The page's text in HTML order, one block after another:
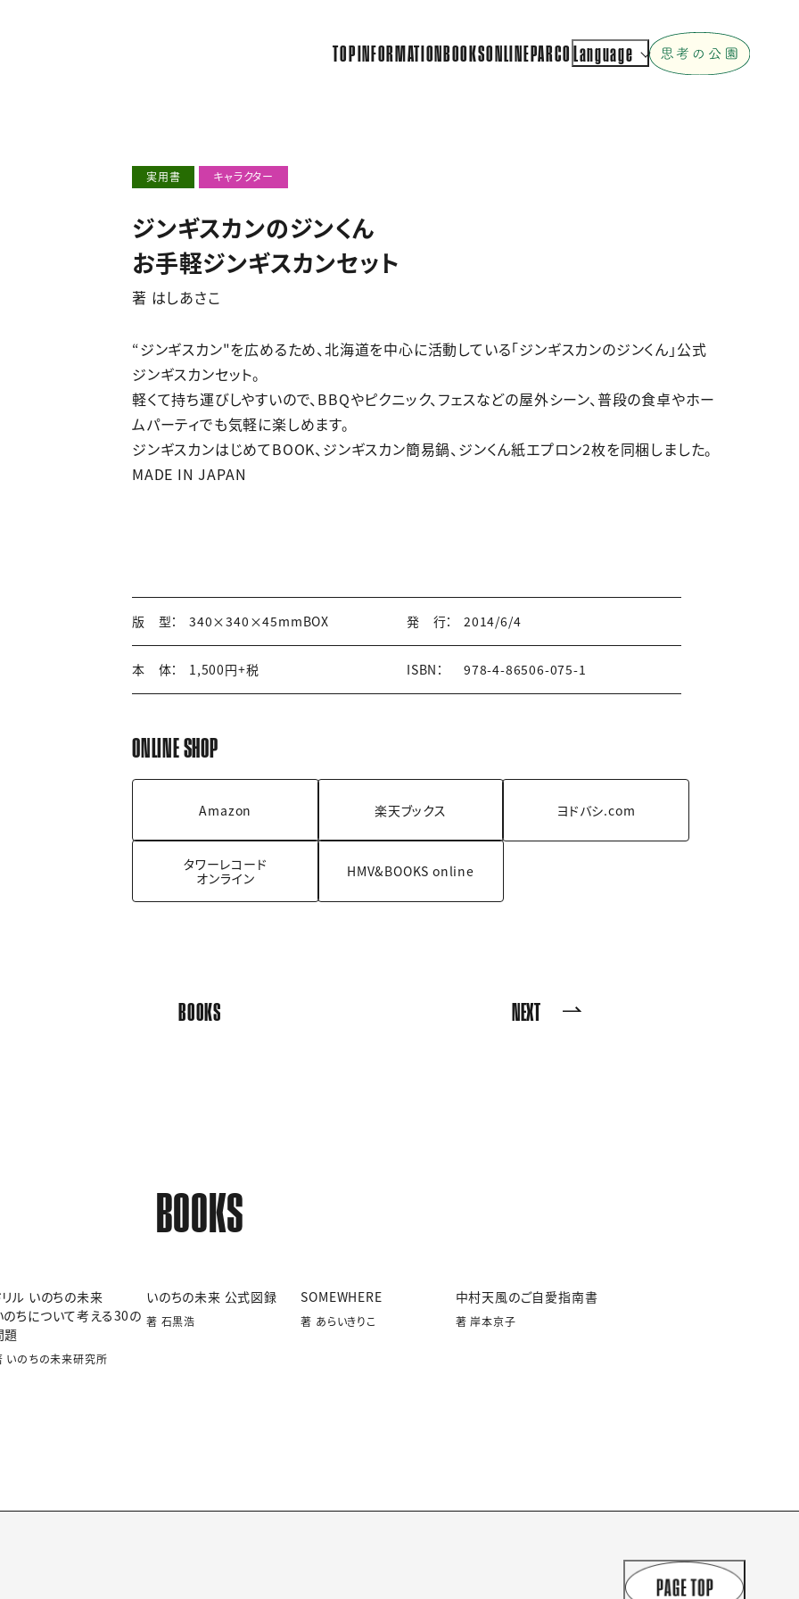
TOP INFORMATION BOOKSONLINEPARCO Language
実用書 キャラクター
ジンギスカンのジンくん
お手軽ジンギスカンセット
著 はしあさこ
“ジンギスカン"を広めるため、北海道を中心に活動している「ジンギスカンのジンくん」公式
ジンギスカンセット。
軽くて持ち運びしやすいので、BBQやピクニック、フェスなどの屋外シーン、普段の食卓やホー
ムパーティでも気軽に楽しめます。
ジンギスカンはじめてBOOK、ジンギスカン簡易鍋、ジンくん紙エプロン2枚を同梱しました。
MADE IN JAPAN
版 型： 340×340×45mmBOX
本 体： 1,500円+税
発 行： 2014/6/4
ISBN： 978-4-86506-075-1
ONLINE SHOP
Amazon 楽天ブックス ヨドバシ.com
タワーレコード
オンライン
HMV&BOOKS online
BOOKS NEXT
BOOKS
リル いのちの未来
のちについて考える30の
題
いのちの未来研究所
いのちの未来 公式図録
著 石黒浩
SOMEWHERE
著 あらいきりこ
中村天風のご自愛指南書
著 岸本京子